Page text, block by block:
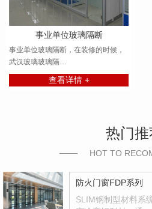
事业单位玻璃隔断
事业单位玻璃隔断，在装修的时候，
武汉玻璃玻璃隔…
查看详情 +
热门推
HOT TO
防火门窗FDP系列
SLIM钢制型材料系